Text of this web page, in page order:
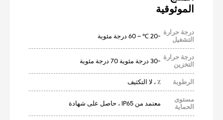
الموثوقية
درجة حرارة
التشغيل
-20 ℃ ~ 60 درجة مئوية
درجة حرارة
التخزين
-30 درجة مئوية 70 درجة مئوية
الرطوبة ٪ ، لا التكثيف
مستوى
الحماية
معتمد من IP65 ، حاصل على شهادة